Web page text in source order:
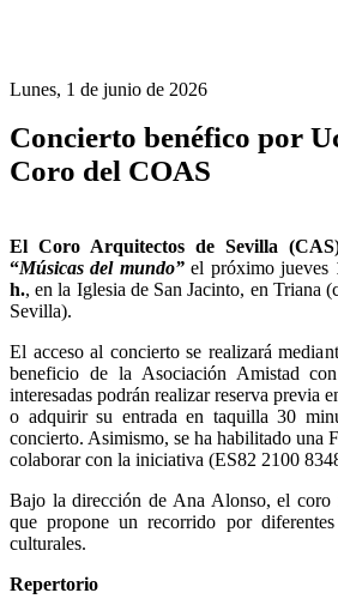
Lunes, 1 de junio de 2026
Concierto benéfico por
Coro del COAS
El Coro Arquitectos de Sevilla
“Músicas del mundo”el próximo jueves
h., en la Iglesia de San Jacinto, en Triana
Sevilla).
El acceso al concierto se realizará
beneficio de la Asociación Amistad
interesadas podrán realizar reserva previa
o adquirir su entrada en taquilla 30
concierto. Asimismo, se ha habilitado una
colaborar con la iniciativa (ES82 2100
Bajo la dirección de Ana Alonso, el coro
que propone un recorrido por
culturales.
Repertorio